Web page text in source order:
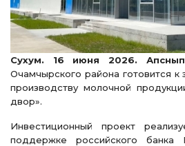
Сухум. 16 июня 2026.
Очамчырского района готовится к
производству молочной
двор».
Инвестиционный проект
поддержке российского